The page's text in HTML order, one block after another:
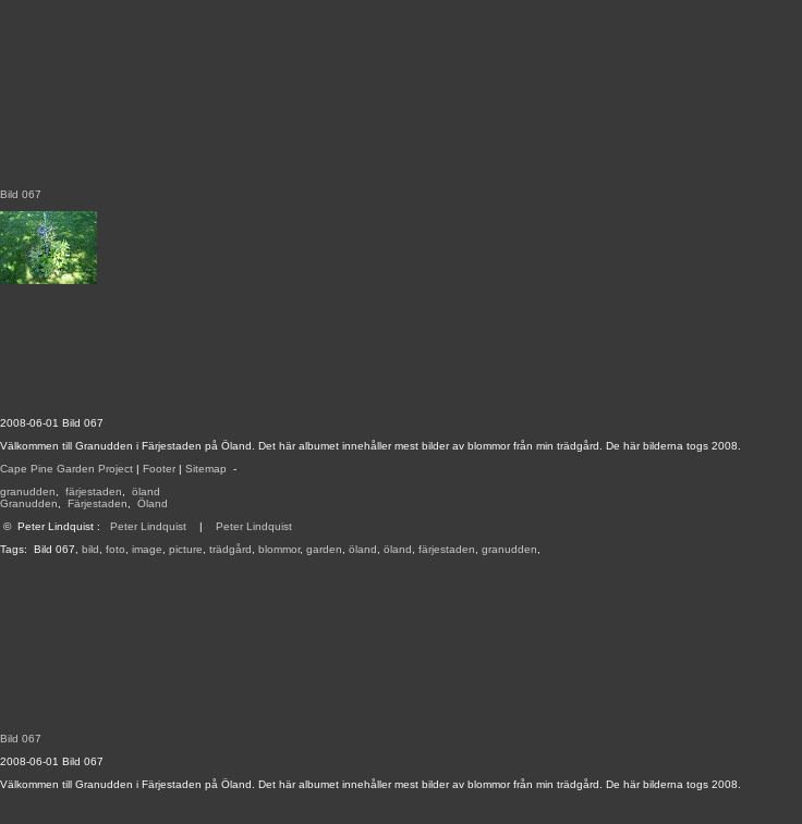
2008-06-01 Bild 067
Välkommen till Granudden i Färjestaden på Öland. Det här albumet innehåller mest bilder av blommor från min trädgård. De här bilderna togs 2008.
Cape Pine Garden Project | Footer | Sitemap -
granudden
färjestaden
öland
Granudden
Färjestaden
Öland
© Peter Lindquist : Peter Lindquist | Peter Lindquist
Tags: Bild 067 bild foto image picture trädgård blommor, garden öland öland färjestaden granudden
Bild 067
Bild 067
2008-06-01 Bild 067
Välkommen till Granudden i Färjestaden på Öland. Det här albumet innehåller mest bilder av blommor från min trädgård. De här bilderna togs 2008.